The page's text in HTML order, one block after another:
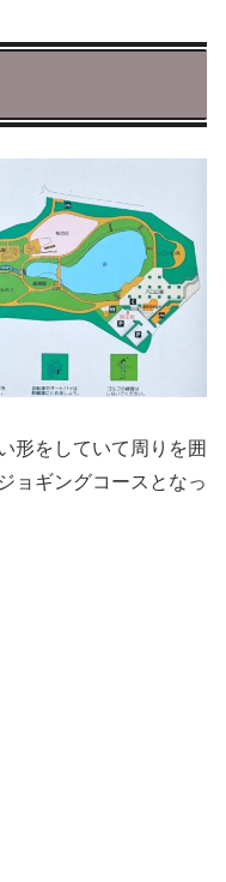
形をしていて周りを囲
ョギングコースとなっ